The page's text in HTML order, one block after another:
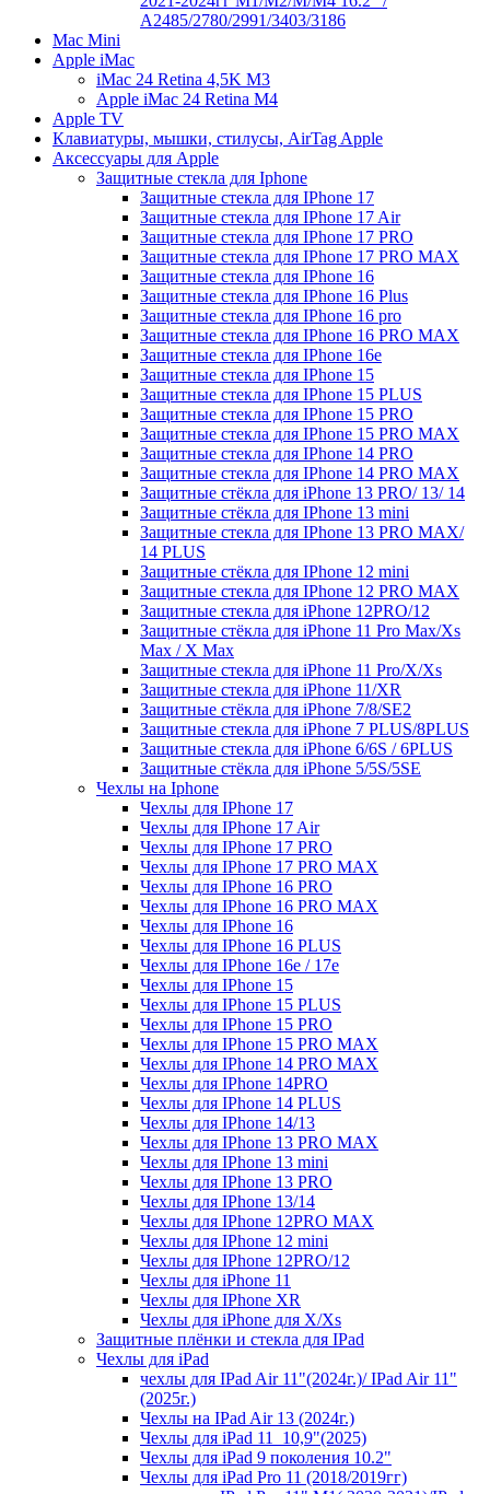
А2485/2780/2991/3403/3186
Mac Mini
Apple iMac
iMac 24 Retina 4,5K M3
Apple iMac 24 Retina M4
Apple TV
Клавиатуры, мышки, стилусы, AirTag Apple
Аксессуары для Apple
Защитные стекла для Iphone
Защитные стекла для IPhone 17
Защитные стекла для IPhone 17 Air
Защитные стекла для IPhone 17 PRO
Защитные стекла для IPhone 17 PRO MAX
Защитные стекла для IPhone 16
Защитные стекла для IPhone 16 Plus
Защитные стекла для IPhone 16 pro
Защитные стекла для IPhone 16 PRO MAX
Защитные стекла для IPhone 16e
Защитные стекла для IPhone 15
Защитные стекла для IPhone 15 PLUS
Защитные стекла для IPhone 15 PRO
Защитные стекла для IPhone 15 PRO MAX
Защитные стекла для IPhone 14 PRO
Защитные стекла для IPhone 14 PRO MAX
Защитные стёкла для iPhone 13 PRO/ 13/ 14
Защитные стёкла для IPhone 13 mini
Защитные стекла для IPhone 13 PRO MAX/
14 PLUS
Защитные стёкла для IPhone 12 mini
Защитные стекла для IPhone 12 PRO MAX
Защитные стекла для iPhone 12PRO/12
Защитные стёкла для iPhone 11 Pro Max/Xs
Max / X Max
Защитные стекла для iPhone 11 Pro/X/Xs
Защитные стекла для iPhone 11/XR
Защитные стёкла для iPhone 7/8/SE2
Защитные стекла для iPhone 7 PLUS/8PLUS
Защитные стекла для iPhone 6/6S / 6PLUS
Защитные стёкла для iPhone 5/5S/5SE
Чехлы на Iphone
Чехлы для IPhone 17
Чехлы для IPhone 17 Air
Чехлы для IPhone 17 PRO
Чехлы для IPhone 17 PRO MAX
Чехлы для IPhone 16 PRO
Чехлы для IPhone 16 PRO MAX
Чехлы для IPhone 16
Чехлы для IPhone 16 PLUS
Чехлы для IPhone 16e / 17e
Чехлы для IPhone 15
Чехлы для IPhone 15 PLUS
Чехлы для IPhone 15 PRO
Чехлы для IPhone 15 PRO MAX
Чехлы для IPhone 14 PRO MAX
Чехлы для IPhone 14PRO
Чехлы для IPhone 14 PLUS
Чехлы для IPhone 14/13
Чехлы для IPhone 13 PRO MAX
Чехлы для IPhone 13 mini
Чехлы для IPhone 13 PRO
Чехлы для IPhone 13/14
Чехлы для IPhone 12PRO MAX
Чехлы для IPhone 12 mini
Чехлы для IPhone 12PRO/12
Чехлы для iPhone 11
Чехлы для IPhone XR
Чехлы для iPhone для X/Xs
Защитные плёнки и стекла для IPad
Чехлы для iPad
чехлы для IPad Air 11"(2024г.)/ IPad Air 11"
(2025г.)
Чехлы на IPad Air 13 (2024г.)
Чехлы для iPad 11_10,9"(2025)
Чехлы для iPad 9 поколения 10.2"
Чехлы для iPad Pro 11 (2018/2019гг)